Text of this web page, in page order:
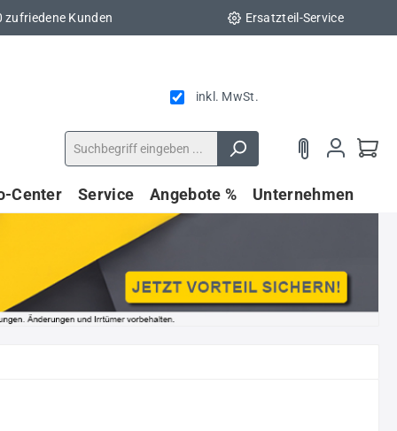
zufriedene Kunden Ersatzteil-Service
inkl. MwSt.
Center Service Angebote % Unternehmen